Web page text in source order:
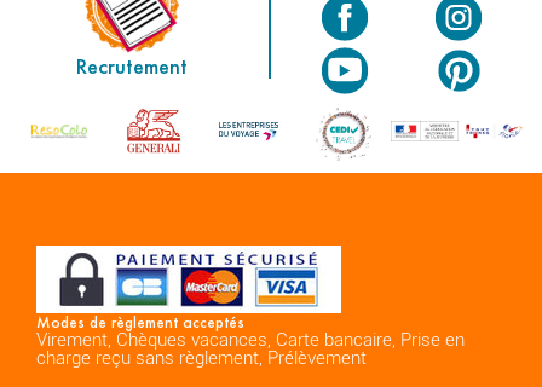
Recrutement
Modes de règlement acceptés
Virement, Chèques vacances, Carte bancaire, Prise en
charge reçu sans règlement, Prélèvement